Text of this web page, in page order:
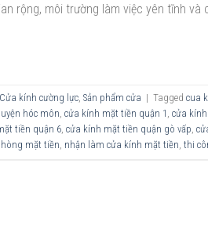
rộng, môi trường làm việc yên tĩnh
Cửa kính cường lực, Sản phẩm cửa | Tagged cua
hóc môn, cửa kính mặt tiền quận 1 , cửa
tiền quận 6, cửa kính mặt tiền quận gò vấp,
mặt tiền, nhận làm cửa kính mặt tiền, thi